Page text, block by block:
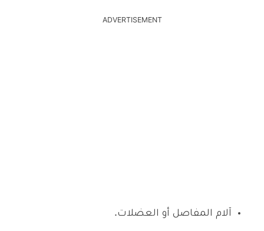
ADVERTISEMENT
آلام المفاصل أو العضلات.